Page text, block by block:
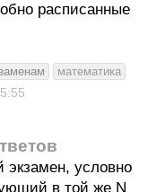
расписанные
математика
условно
в той же N